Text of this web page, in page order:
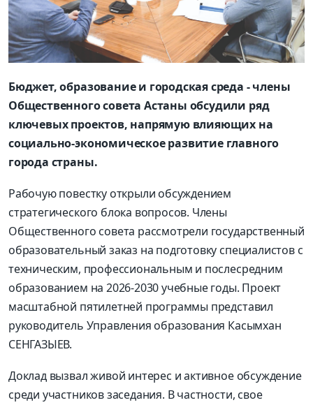
Бюджет, образование и городская среда - члены
Общественного совета Астаны обсудили ряд
ключевых проектов, напрямую влияющих на
социально-экономическое развитие главного
города страны.
Рабочую повестку открыли обсуждением
стратегического блока вопросов. Члены
Общественного совета рассмотрели государственный
образовательный заказ на подготовку специалистов с
техническим, профессиональным и послесредним
образованием на 2026-2030 учебные годы. Проект
масштабной пятилетней программы представил
руководитель Управления образования Касымхан
СЕНГАЗЫЕВ.
Доклад вызвал живой интерес и активное обсуждение
среди участников заседания. В частности, свое